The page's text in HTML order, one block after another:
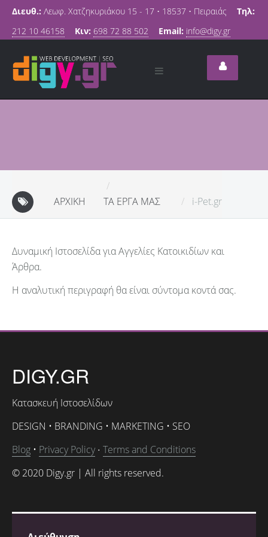
Διευθ.: Λεωφ. Χατζηκυριάκου 15 - 17 • 18537 • Πειραιάς
Τηλ:
212 10 46158
Κιν: 698 72 88 502 Email: info@digy.gr
ΑΡΧΙΚΉ ΤΑ ΈΡΓΑ ΜΑΣ i-Pet.gr
Δυναμική Ιστοσελίδα για Αγγελίες Κατοικιδίων και
Άρθρα.
Η αναλυτική περιγραφή θα είναι σύντομα κοντά σας.
DIGY.GR
Κατασκευή Ιστοσελίδων
DESIGN • BRANDING • MARKETING • SEO
Blog • Privacy Policy • Terms and Conditions
© 2020 Digy.gr | All rights reserved.